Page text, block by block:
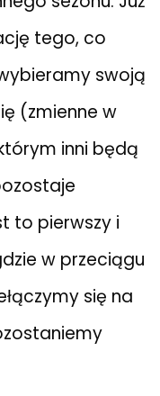
tego, co
swoją
(zmienne w
inni będą
to pierwszy i
w przeciągu
się na